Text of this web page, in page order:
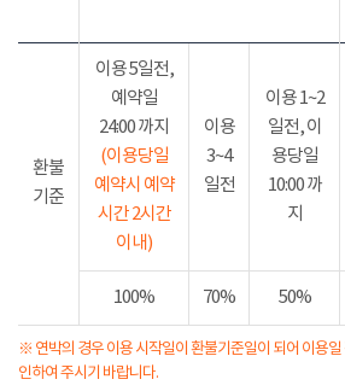
환불
기준
이용 5일전,
예약일
24:00 까지
(이용당일
예약시 예약
시간 2시간
이내)
이용
3~4
일전
이용 1~2
일전, 이
용당일
10:00 까
지
100% 70% 50%
※ 연박의 경우 이용 시작일이 환불기준일이 되어 이용일
인하여 주시기 바랍니다.